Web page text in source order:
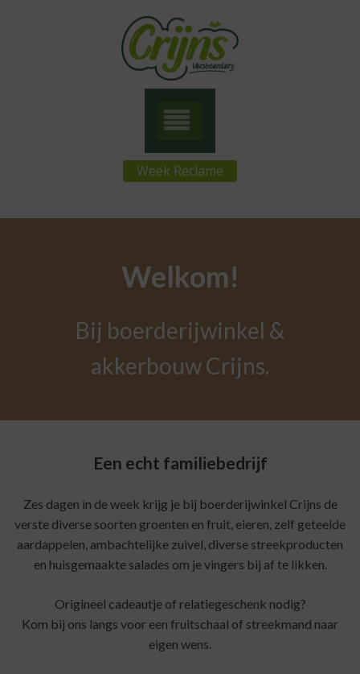
Week Reclame
Welkom!
Bij boerderijwinkel &
akkerbouw Crijns.
Een echt familiebedrijf
Zes dagen in de week krijg je bij boerderijwinkel Crijns de
verste diverse soorten groenten en fruit, eieren, zelf geteelde
aardappelen, ambachtelijke zuivel, diverse streekproducten
en huisgemaakte salades om je vingers bij af te likken.
Origineel cadeautje of relatiegeschenk nodig?
Kom bij ons langs voor een fruitschaal of streekmand naar
eigen wens.